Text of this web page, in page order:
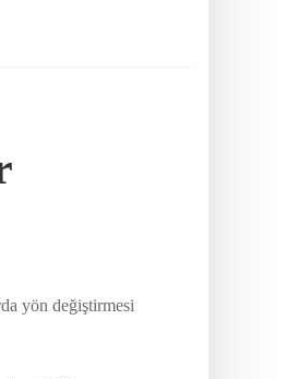
yön değiştirmesi